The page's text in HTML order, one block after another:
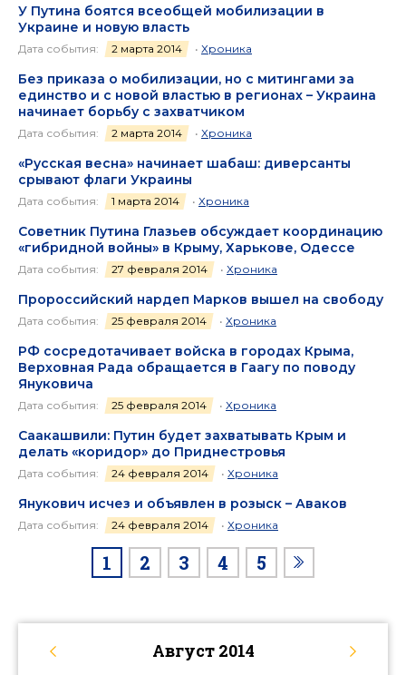
У Путина боятся всеобщей мобилизации в
Украине и новую власть
Дата события: 2 марта 2014 • Хроника
Без приказа о мобилизации, но с митингами за
единство и с новой властью в регионах – Украина
начинает борьбу с захватчиком
Дата события: 2 марта 2014 • Хроника
«Русская весна» начинает шабаш: диверсанты
срывают флаги Украины
Дата события: 1 марта 2014 • Хроника
Советник Путина Глазьев обсуждает координацию
«гибридной войны» в Крыму, Харькове, Одессе
Дата события: 27 февраля 2014 • Хроника
Пророссийский нардеп Марков вышел на свободу
Дата события: 25 февраля 2014 • Хроника
РФ сосредотачивает войска в городах Крыма,
Верховная Рада обращается в Гаагу по поводу
Януковича
Дата события: 25 февраля 2014 • Хроника
Саакашвили: Путин будет захватывать Крым и
делать «коридор» до Приднестровья
Дата события: 24 февраля 2014 • Хроника
Янукович исчез и объявлен в розыск – Аваков
Дата события: 24 февраля 2014 • Хроника
1 2 3 4 5
Август 2014